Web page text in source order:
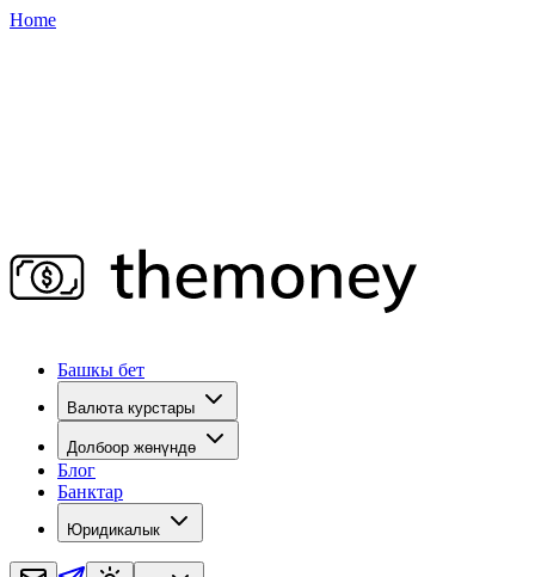
Home
Башкы бет
Валюта курстары
Долбоор жөнүндө
Блог
Банктар
Юридикалык